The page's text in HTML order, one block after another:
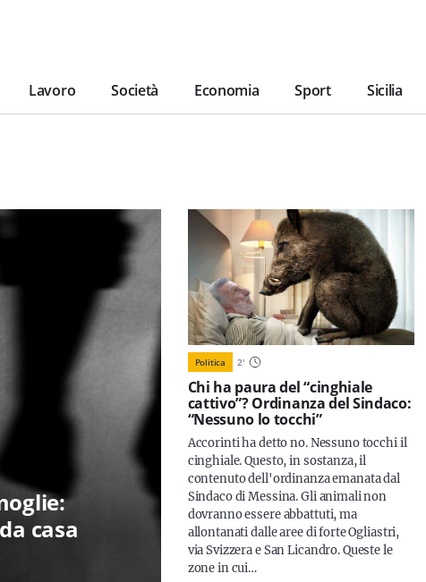
Lavoro Società Economia Sport Sicilia
casa
Politica 2'
Chi ha paura del “cinghiale
cattivo”? Ordinanza del Sindaco:
“Nessuno lo tocchi”
Accorinti ha detto no. Nessuno tocchi il
cinghiale. Questo, in sostanza, il
contenuto dell'ordinanza emanata dal
Sindaco di Messina. Gli animali non
dovranno essere abbattuti, ma
allontanati dalle aree di forte Ogliastri,
via Svizzera e San Licandro. Queste le
zone in cui…